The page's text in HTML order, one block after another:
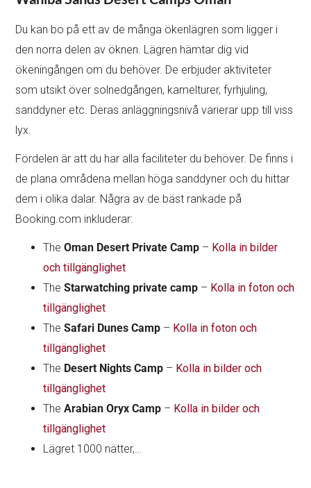
Du kan bo på ett av de många ökenlägren som ligger i
den norra delen av öknen. Lägren hämtar dig vid
ökeningången om du behöver. De erbjuder aktiviteter
som utsikt över solnedgången, kamelturer, fyrhjuling,
sanddyner etc. Deras anläggningsnivå varierar upp till viss
lyx.
Fördelen är att du har alla faciliteter du behöver. De finns i
de plana områdena mellan höga sanddyner och du hittar
dem i olika dalar. Några av de bäst rankade på
Booking.com inkluderar:
TheOman Desert Private Camp – Kolla in bilder
och tillgänglighet
TheStarwatching private camp – Kolla in foton och
tillgänglighet
TheSafari Dunes Camp – Kolla in foton och
tillgänglighet
The Desert Nights Camp – Kolla in bilder och
tillgänglighet
TheArabian Oryx Camp – Kolla in bilder och
tillgänglighet
Lägret 1000 nätter,…